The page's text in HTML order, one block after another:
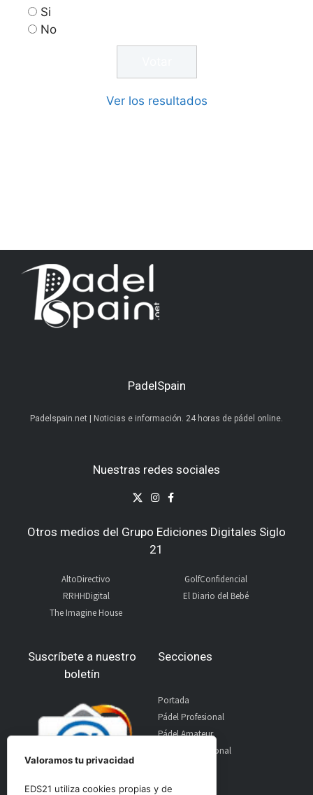
Si
No
Ver los resultados
PadelSpain
Padelspain.net | Noticias e información. 24 horas de pádel online.
Nuestras redes sociales
Otros medios del Grupo Ediciones Digitales Siglo
21
AltoDirectivo
RRHHDigital
The Imagine House
GolfConfidencial
El Diario del Bebé
Suscríbete a nuestro
boletín
Secciones
Portada
Pádel Profesional
Pádel Amateur
Pádel Internacional
Material
Valoramos tu privacidad
EDS21 utiliza cookies propias y de